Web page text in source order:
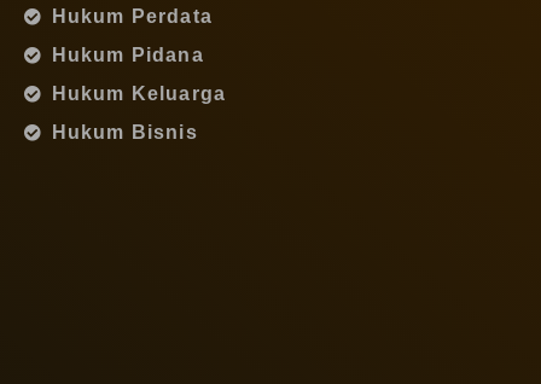
Hukum Perdata
Hukum Pidana
Hukum Keluarga
Hukum Bisnis